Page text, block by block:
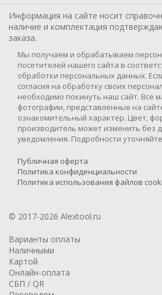
Информация на сайте носит
наличие и комплектация
заказа.
Мы получаем и обрабатываем
посетителей нашего сайта в
обработки персональных данных.
согласия на обработку своих
необходимо покинуть наш сайт. Все
фотографии, представленные на
ознакомительный характер. Цвет,
производитель может изменить без
уведомления. Подробности
Публичная оферта
Политика конфиденциальности
Политика использования файлов
© 2017-2026 Alextool.ru
Варианты оплаты
Наличными
Картой
Онлайн-оплата
СБП / QR